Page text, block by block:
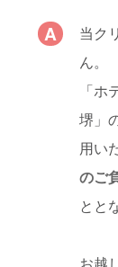
当ク
ん。
「
堺」
用い
のご
とと